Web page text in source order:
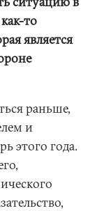
то
является
раньше,
и
этого года.